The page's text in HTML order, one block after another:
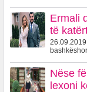
Ermali
të
Nëse
lexoni